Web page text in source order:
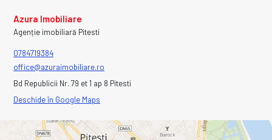
Azura Imobiliare
Agenție imobiliară Pitesti
0784719384
office@azuraimobiliare.ro
Bd Republicii Nr. 79 et 1 ap 8 Pitesti
Deschide în Google Maps